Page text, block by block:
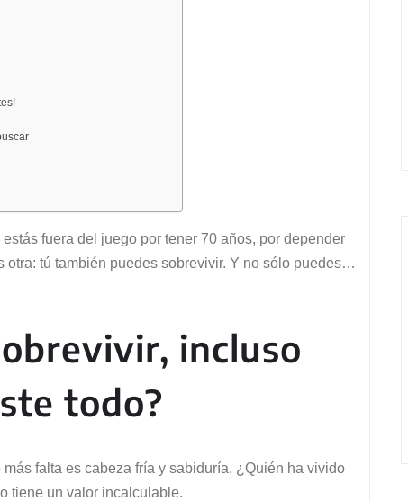
fuera del juego por tener 70 años, por depender
tú también puedes sobrevivir. Y no sólo puedes…
incluso
todo?
falta es cabeza fría y sabiduría. ¿Quién ha vivido
tiene un valor incalculable.